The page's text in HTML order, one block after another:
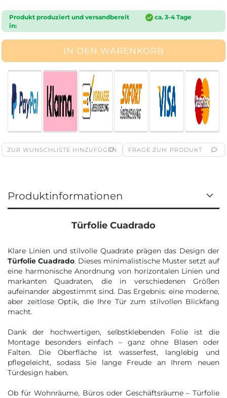
Produkt produziert und versandbereit
in:
ca. 3-4 Tage
ZUR WUNSCHLISTE HINZUFÜGEN FRAGE ZUM PRODUKT
Produktinformationen
Türfolie Cuadrado
Klare Linien und stilvolle Quadrate prägen das Design der
Türfolie Cuadrado. Dieses minimalistische Muster setzt auf
eine harmonische Anordnung von horizontalen Linien und
markanten Quadraten, die in verschiedenen Größen
aufeinander abgestimmt sind. Das Ergebnis: eine moderne,
aber zeitlose Optik, die Ihre Tür zum stilvollen Blickfang
macht.
Dank der hochwertigen, selbstklebenden Folie ist die
Montage besonders einfach – ganz ohne Blasen oder
Falten. Die Oberfläche ist wasserfest, langlebig und
pflegeleicht, sodass Sie lange Freude an Ihrem neuen
Türdesign haben.
Ob für Wohnräume, Büros oder Geschäftsräume – Türfolie